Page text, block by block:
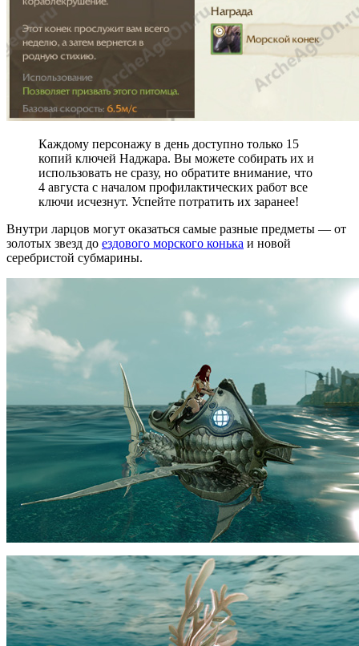
Каждому персонажу в день доступно только 15
копий ключей Наджара. Вы можете собирать их и
использовать не сразу, но обратите внимание, что
4 августа с началом профилактических работ все
ключи исчезнут. Успейте потратить их заранее!
Внутри ларцов могут оказаться самые разные предметы — от
золотых звезд до ездового морского конька и новой
серебристой субмарины.